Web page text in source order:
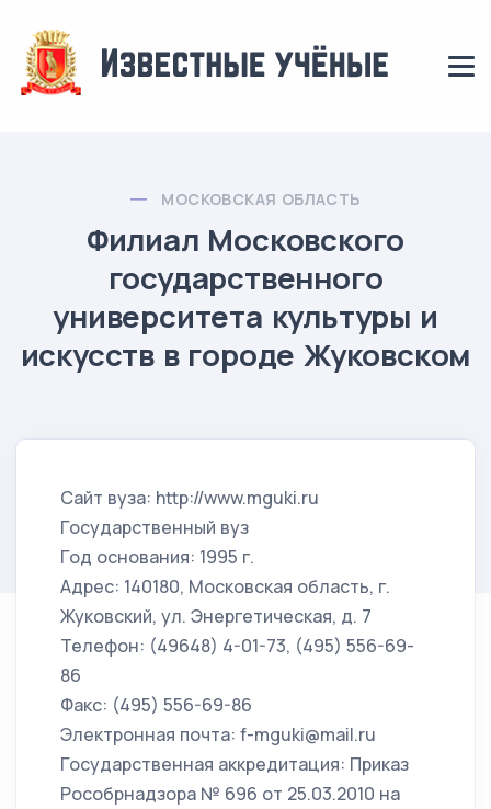
МОСКОВСКАЯ ОБЛАСТЬ
Филиал Московского
государственного
университета культуры и
искусств в городе Жуковском
Сайт вуза: http://www.mguki.ru
Государственный вуз
Год основания: 1995 г.
Адрес: 140180, Московская область, г.
Жуковский, ул. Энергетическая, д. 7
Телефон: (49648) 4-01-73, (495) 556-69-
86
Факс: (495) 556-69-86
Электронная почта: f-mguki@mail.ru
Государственная аккредитация: Приказ
Рособрнадзора № 696 от 25.03.2010 на